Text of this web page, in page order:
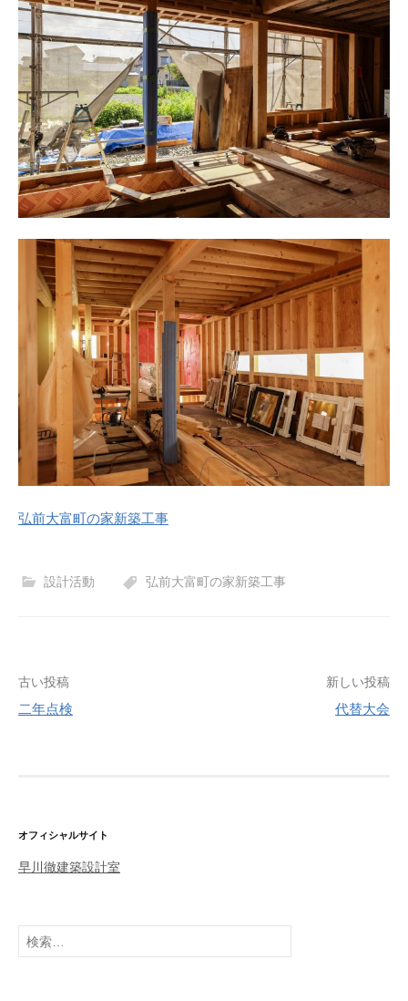
弘前大富町の家新築工事
設計活動 弘前大富町の家新築工事
ゲ
ー
ョ
ン
古い投稿
二年点検
新しい投稿
代替大会
オフィシャルサイト
早川徹建築設計室
検
索